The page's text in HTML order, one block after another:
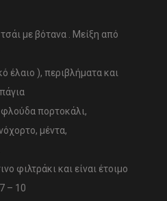
με βότανα . Μείξη από
έλαιο ), περιβλήματα και
πορτοκάλι,
μέντα,
φιλτράκι και είναι έτοιμο
– 10